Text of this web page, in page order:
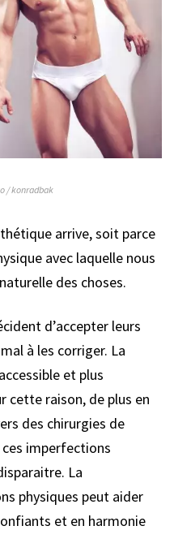
/ konradbak
arrive, soit parce
avec laquelle nous
des choses.
d’accepter leurs
à les corriger. La
et plus
cette raison, de plus en
des chirurgies de
imperfections
La
physiques peut aider
et en harmonie